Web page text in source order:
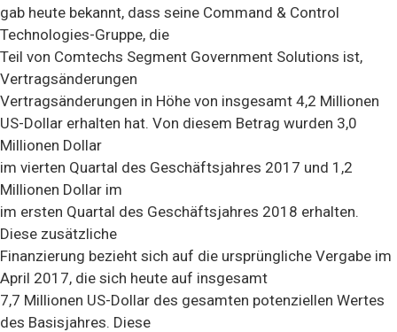
gab heute bekannt, dass seine Command & Control
Technologies-Gruppe, die
Teil von Comtechs Segment Government Solutions ist,
Vertragsänderungen
Vertragsänderungen in Höhe von insgesamt 4,2 Millionen
US-Dollar erhalten hat. Von diesem Betrag wurden 3,0
Millionen Dollar
im vierten Quartal des Geschäftsjahres 2017 und 1,2
Millionen Dollar im
im ersten Quartal des Geschäftsjahres 2018 erhalten.
Diese zusätzliche
Finanzierung bezieht sich auf die ursprüngliche Vergabe im
April 2017, die sich heute auf insgesamt
7,7 Millionen US-Dollar des gesamten potenziellen Wertes
des Basisjahres. Diese